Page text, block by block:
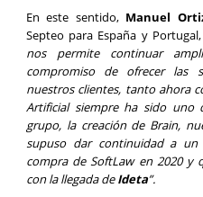
En este sentido, Manuel
Septeo para España y
nos permite continuar
compromiso de ofrecer las
nuestros clientes, tanto ahora
Artificial siempre ha sido uno
grupo, la creación de Brain,
supuso dar continuidad a
compra de SoftLaw en 2020 y
con la llegada deIdeta”.